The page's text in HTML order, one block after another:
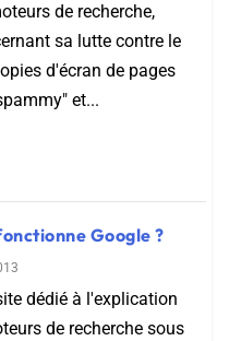
de recherche,
sa lutte contre le
d'écran de pages
et...
Google ?
dédié à l'explication
de recherche sous